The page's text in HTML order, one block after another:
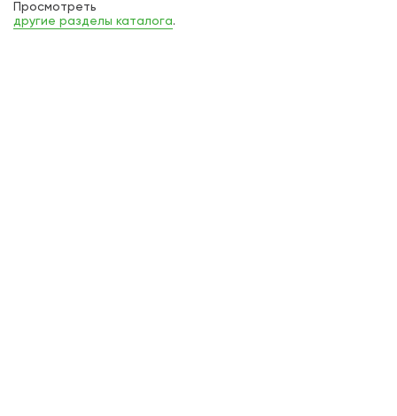
Просмотреть
другие разделы каталога.